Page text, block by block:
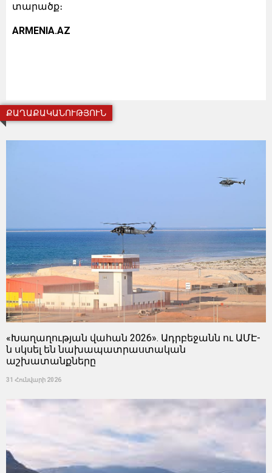
տարածք։
ARMENIA.AZ
ՔԱՂԱՔԱԿԱՆՈՒԹՅՈՒՆ
«Խաղաղության վահան 2026». Ադրբեջանն ու ԱՄԷ-
ն սկսել են նախապատրաստական ​​
աշխատանքները
31 Հունվարի 2026